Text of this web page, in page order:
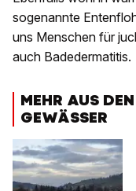
sogenannte
uns Menschen für
auch Badedermatitis.
MEHR AUS
GEWÄSSER